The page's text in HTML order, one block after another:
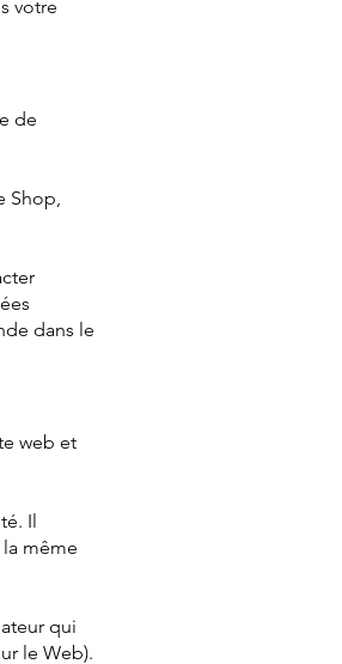
votre
de
Shop,
dans le
web et
Il
même
qui
le Web).